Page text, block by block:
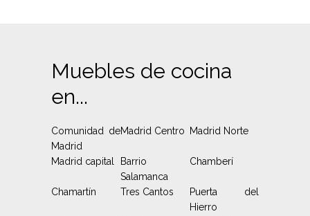
Muebles de cocina
en...
Comunidad de
Madrid
Madrid Centro Madrid Norte
Madrid capital
Barrio
Salamanca
Chamberí
Chamartín Tres Cantos
Puerta del
Hierro